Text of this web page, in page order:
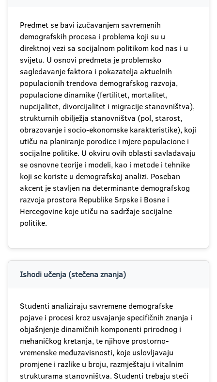
Predmet se bavi izučavanjem savremenih
demografskih procesa i problema koji su u
direktnoj vezi sa socijalnom politikom kod nas i u
svijetu. U osnovi predmeta je problemsko
sagledavanje faktora i pokazatelja aktuelnih
populacionih trendova demografskog razvoja,
populacione dinamike (fertilitet, mortalitet,
nupcijalitet, divorcijalitet i migracije stanovništva),
strukturnih obilježja stanovništva (pol, starost,
obrazovanje i socio-ekonomske karakteristike), koji
utiču na planiranje porodice i mjere populacione i
socijalne politike. U okviru ovih oblasti savladavaju
se osnovne teorije i modeli, kao i metode i tehnike
koji se koriste u demografskoj analizi. Poseban
akcent je stavljen na determinante demografskog
razvoja prostora Republike Srpske i Bosne i
Hercegovine koje utiču na sadržaje socijalne
politike.
Ishodi učenja (stečena znanja)
Studenti analiziraju savremene demografske
pojave i procesi kroz usvajanje specifičnih znanja i
objašnjenje dinamičnih komponenti prirodnog i
mehaničkog kretanja, te njihove prostorno-
vremenske međuzavisnosti, koje uslovljavaju
promjene i razlike u broju, razmještaju i vitalnim
strukturama stanovništva. Studenti trebaju steći